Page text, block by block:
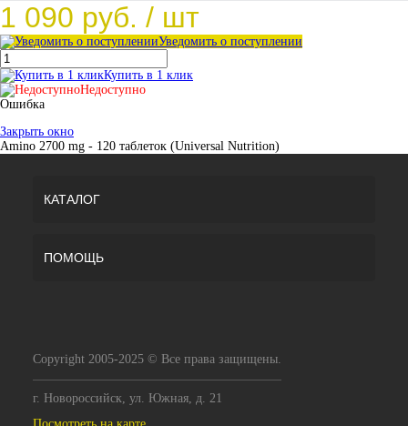
1 090 руб. / шт
Уведомить о поступлении
Купить в 1 клик
Недоступно
Ошибка
Закрыть окно
Amino 2700 mg - 120 таблеток (Universal Nutrition)
КАТАЛОГ
ПОМОЩЬ
Copyright 2005-2025 © Все права защищены.
г. Новороссийск, ул. Южная, д. 21